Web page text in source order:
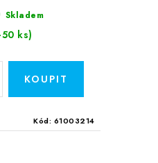
Skladem
ks)
Kód: 61003214